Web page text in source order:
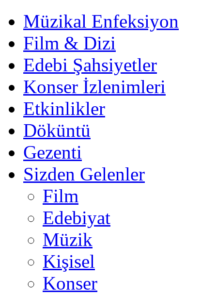
Müzikal Enfeksiyon
Film & Dizi
Edebi Şahsiyetler
Konser İzlenimleri
Etkinlikler
Döküntü
Gezenti
Sizden Gelenler
Film
Edebiyat
Müzik
Kişisel
Konser